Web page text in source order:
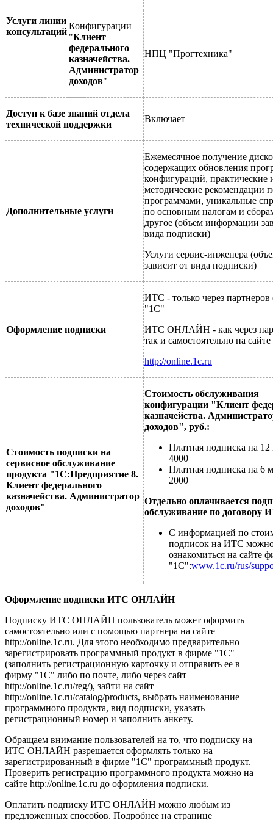
Услуги линии
консультаций
Конфигурации
"Клиент
федерального
казначейства.
Администратор
доходов"
НПЦ "Прогтехника"
Доступ к базе знаний отдела
технической поддержки
Включает
Дополнительные услуги
Ежемесячное получение
содержащих обновления
конфигураций, практические
методические рекомендации
программами, уникальные
по основным налогам и
другое (объем информации
вида подписки)
Услуги сервис-инженера
зависит от вида подписки)
Оформление подписки
ИТС - только через
"1С"
ИТС ОНЛАЙН - как через
так и самостоятельно на сайте
http://online.1c.ru
Стоимость подписки на
сервисное обслуживание
продукта "1С:Предприятие 8.
Клиент федерального
казначейства. Администратор
доходов"
Стоимость обслуживания
конфигурации "Клиент
казначейства.
доходов", руб.:
Платная подписка на 12
4000
Платная подписка на 6
2000
Отдельно оплачивается
обслуживание по договору
С информацией по
подписок на ИТС
ознакомиться на сайте
"1С":www.1c.ru/rus/
Оформление подписки ИТС ОНЛАЙН
Подписку ИТС ОНЛАЙН пользователь может оформить
самостоятельно или с помощью партнера на сайте
http://online.1c.ru. Для этого необходимо предварительно
зарегистрировать программный продукт в фирме "1С"
(заполнить регистрационную карточку и отправить ее в
фирму "1С" либо по почте, либо через сайт
http://online.1c.ru/reg/), зайти на сайт
http://online.1c.ru/catalog/products, выбрать наименование
программного продукта, вид подписки, указать
регистрационный номер и заполнить анкету.
Обращаем внимание пользователей на то, что подписку на
ИТС ОНЛАЙН разрешается оформлять только на
зарегистрированный в фирме "1С" программный продукт.
Проверить регистрацию программного продукта можно на
сайте http://online.1c.ru до оформления подписки.
Оплатить подписку ИТС ОНЛАЙН можно любым из
предложенных способов. Подробнее на странице